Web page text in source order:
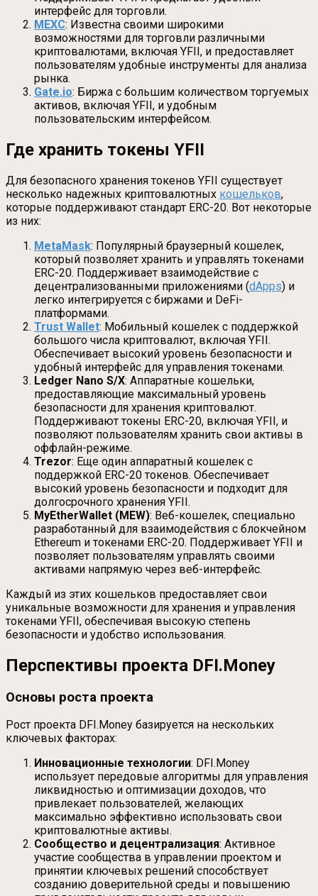
интерфейс для торговли.
MEXC: Известна своими широкими
возможностями для торговли различными
криптовалютами, включая YFII, и предоставляет
пользователям удобные инструменты для анализа
рынка.
Gate.io: Биржа с большим количеством торгуемых
активов, включая YFII, и удобным
пользовательским интерфейсом.
Где хранить токены YFII
Для безопасного хранения токенов YFII существует
несколько надежных криптовалютных кошельков,
которые поддерживают стандарт ERC-20. Вот некоторые
из них:
MetaMask: Популярный браузерный кошелек,
который позволяет хранить и управлять токенами
ERC-20. Поддерживает взаимодействие с
децентрализованными приложениями (dApps) и
легко интегрируется с биржами и DeFi-
платформами.
Trust Wallet: Мобильный кошелек с поддержкой
большого числа криптовалют, включая YFII.
Обеспечивает высокий уровень безопасности и
удобный интерфейс для управления токенами.
Ledger Nano S/X: Аппаратные кошельки,
предоставляющие максимальный уровень
безопасности для хранения криптовалют.
Поддерживают токены ERC-20, включая YFII, и
позволяют пользователям хранить свои активы в
оффлайн-режиме.
Trezor: Еще один аппаратный кошелек с
поддержкой ERC-20 токенов. Обеспечивает
высокий уровень безопасности и подходит для
долгосрочного хранения YFII.
MyEtherWallet (MEW): Веб-кошелек, специально
разработанный для взаимодействия с блокчейном
Ethereum и токенами ERC-20. Поддерживает YFII и
позволяет пользователям управлять своими
активами напрямую через веб-интерфейс.
Каждый из этих кошельков предоставляет свои
уникальные возможности для хранения и управления
токенами YFII, обеспечивая высокую степень
безопасности и удобство использования.
Перспективы проекта DFI.Money
Основы роста проекта
Рост проекта DFI.Money базируется на нескольких
ключевых факторах:
Инновационные технологии: DFI.Money
использует передовые алгоритмы для управления
ликвидностью и оптимизации доходов, что
привлекает пользователей, желающих
максимально эффективно использовать свои
криптовалютные активы.
Сообщество и децентрализация: Активное
участие сообщества в управлении проектом и
принятии ключевых решений способствует
созданию доверительной среды и повышению